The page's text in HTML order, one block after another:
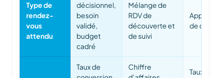
Type de
rendez-
vous
attendu
décisionnel,
besoin
validé,
budget
cadré
Mélange de
RDV de
découverte et
de suivi
Appels et
de
Taux de
Chiffre
Taux de